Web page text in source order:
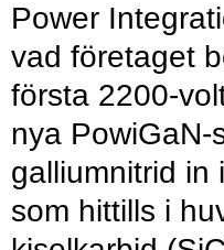
Power
vad företaget
första 2200-
nya PowiGaN-
galliumnitrid in
som hittills i